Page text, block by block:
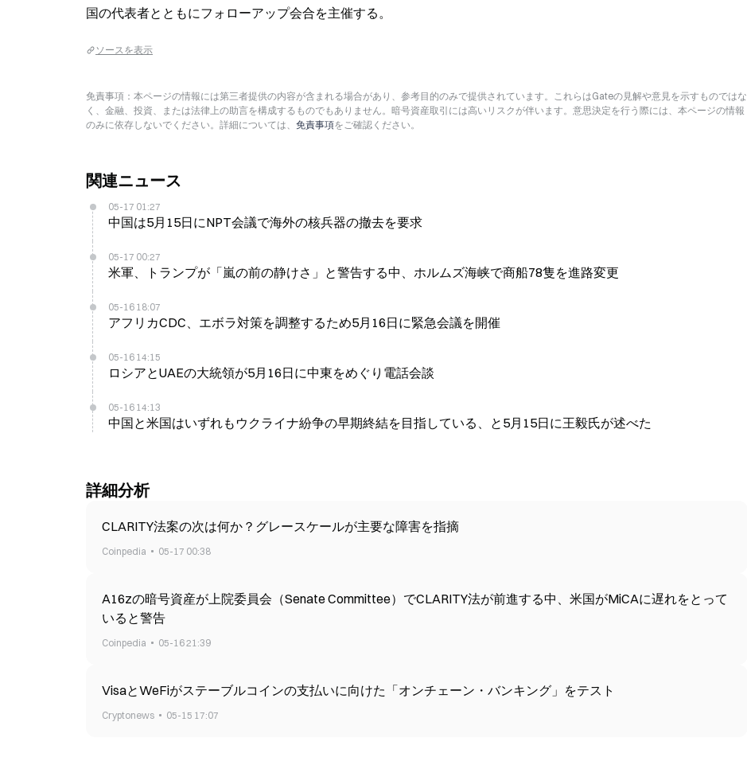
国の代表者とともにフォローアップ会合を主催する。
ソースを表示
免責事項：本ページの情報には第三者提供の内容が含まれる場合があり、参考目的のみで提供されています。これらはGateの見解や意見を示すものではな
く、金融、投資、または法律上の助言を構成するものでもありません。暗号資産取引には高いリスクが伴います。意思決定を行う際には、本ページの情報
のみに依存しないでください。詳細については、 免責事項をご確認ください。
関連ニュース
05-17 01:27
中国は5月15日にNPT会議で海外の核兵器の撤去を要求
05-17 00:27
米軍、トランプが「嵐の前の静けさ」と警告する中、ホルムズ海峡で商船78隻を進路変更
05-16 18:07
アフリカCDC、エボラ対策を調整するため5月16日に緊急会議を開催
05-16 14:15
ロシアとUAEの大統領が5月16日に中東をめぐり電話会談
05-16 14:13
中国と米国はいずれもウクライナ紛争の早期終結を目指している、と5月15日に王毅氏が述べた
詳細分析
CLARITY法案の次は何か？グレースケールが主要な障害を指摘
Coinpedia 05-17 00:38
A16zの暗号資産が上院委員会（Senate Committee）でCLARITY法が前進する中、米国がMiCAに遅れをとって
いると警告
Coinpedia 05-16 21:39
VisaとWeFiがステーブルコインの支払いに向けた「オンチェーン・バンキング」をテスト
Cryptonews 05-15 17:07